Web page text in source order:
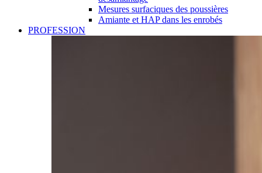
Mesures surfaciques des poussières
Amiante et HAP dans les enrobés
PROFESSION